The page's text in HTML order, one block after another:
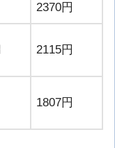
2370円
2115円
1807円